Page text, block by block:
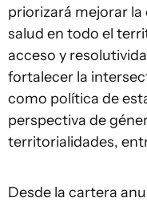
priorizará mejorar la
salud en todo el
acceso y
fortalecer la
como política de
perspectiva de
territorialidades,
Desde la cartera